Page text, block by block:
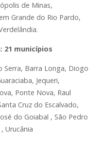
de Minas,
Grande do Rio Pardo,
21 municípios
Serra, Barra Longa, Diogo
Jequeri,
Ponte Nova, Raul
Cruz do Escalvado,
do Goiabal , São Pedro
Urucânia